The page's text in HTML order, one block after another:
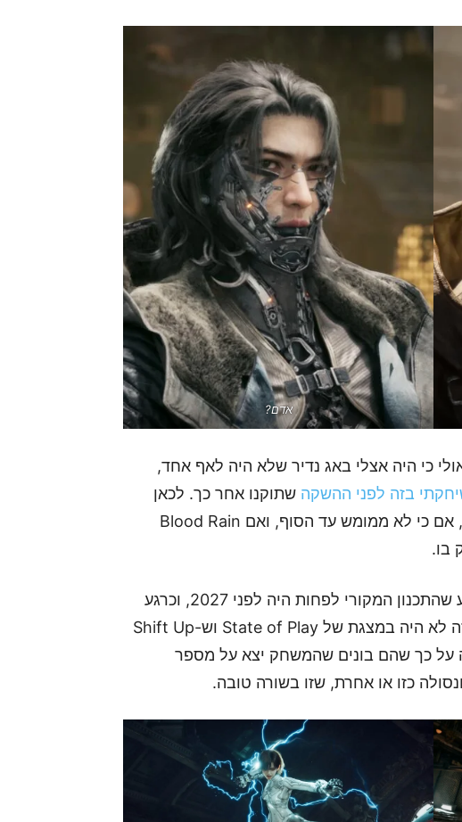
אדם?
כי היה אצלי באג נדיר שלא היה לאף אחד,
בזה לפני ההשקה שתוקנו אחר כך. לכאן
ולכאן מדובר במשחק שראיתי בו פוטנציאל, אם כי לא ממומש עד הסוף, ואם Blood Rain
בו.
עדיין אין לנו חלון יציאה למשחק, אם כי ידוע שהתכנון המקורי לפחות היה לפני 2027, וכרגע
אני בספק שזה יקרה. בכל אופן, העובדה שזה לא היה במצגת של State of Play וש-Shift Up
כך שהם בונים שהמשחק יצא על מספר
כזו או אחרת, שזו בשורה טובה.